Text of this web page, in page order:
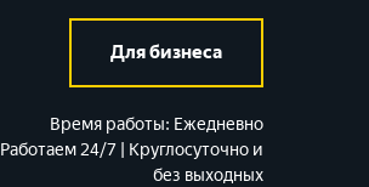
Для бизнеса
Время работы: Ежедневно
Работаем 24/7 | Круглосуточно и
без выходных